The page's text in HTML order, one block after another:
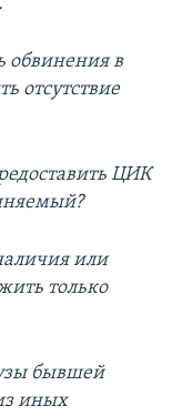
обвинения в
отсутствие
ЦИК
или
только
бывшей
иных